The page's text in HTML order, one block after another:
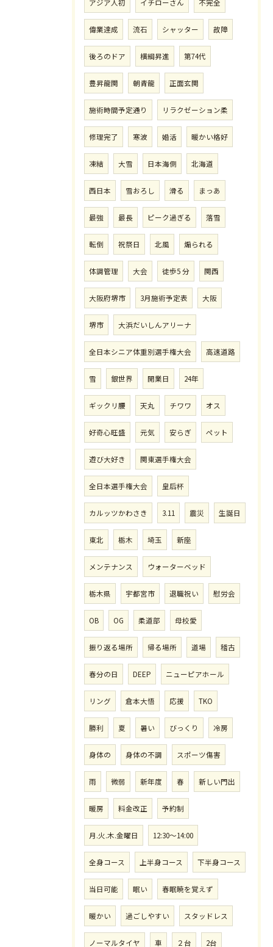
アジア人初 イチローさん 不完全
偉業達成 流石 シャッター 故障
後ろのドア 横綱昇進 第74代
豊昇龍関 朝青龍 正面玄関
施術時間予定通り リラクゼーション柔
修理完了 寒波 婚活 暖かい格好
凍結 大雪 日本海側 北海道
西日本 雪おろし 滑る まっあ
最強 最長 ピーク過ぎる 落雪
転倒 祝祭日 北風 煽られる
体調管理 大会 徒歩5 分 関西
大阪府堺市 3月施術予定表 大阪
堺市 大浜だいしんアリーナ
全日本シニア体重別選手権大会 高速道路
雪 銀世界 開業日 24年
ギックリ腰 天丸 チワワ オス
好奇心旺盛 元気 安らぎ ペット
遊び大好き 関東選手権大会
全日本選手権大会 皇后杯
カルッツかわさき 3.11 震災 生誕日
東北 栃木 埼玉 新座
メンテナンス ウォーターベッド
栃木県 宇都宮市 退職祝い 慰労会
OB OG 柔道部 母校愛
振り返る場所 帰る場所 道場 稽古
春分の日 DEEP ニューピアホール
リング 倉本大悟 応援 TKO
勝利 夏 暑い びっくり 冷房
身体の 身体の不調 スポーツ傷害
雨 微弱 新年度 春 新しい門出
暖房 料金改正 予約制
月.火.木.金曜日 12:30〜14:00
全身コース 上半身コース 下半身コース
当日可能 眠い 春眠暁を覚えず
暖かい 過ごしやすい スタッドレス
ノーマルタイヤ 車 ２台 2台